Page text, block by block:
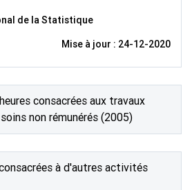
de la Statistique
Mise à jour : 24-12-2020
consacrées aux travaux
non rémunérés (2005)
à d'autres activités